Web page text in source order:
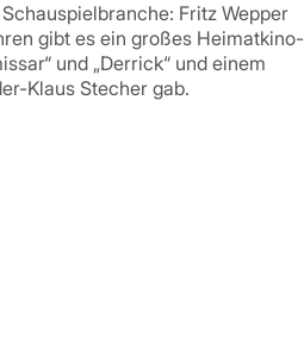
Fritz Wepper
gibt es ein großes Heimatkino-
und „Derrick“ und einem
Klaus Stecher gab.